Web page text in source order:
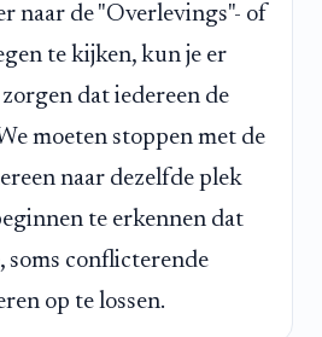
naar de "Overlevings"- of
te kijken, kun je er
dat iedereen de
moeten stoppen met de
naar dezelfde plek
te erkennen dat
soms conflicterende
op te lossen.